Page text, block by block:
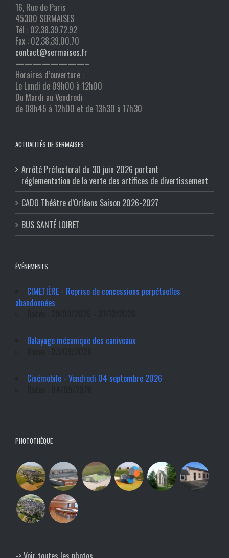
16, Rue de Paris
45300 SERMAISES
Tél : 02.38.39.72.92
Fax : 02.38.39.00.70
contact@sermaises.fr
————————–
Horaires d’ouverture :
Le Lundi de 09h00 à 12h00
Du Mardi au Vendredi
de 08h45 à 12h00 et de 13h30 à 17h30
ACTUALITÉS DE SERMAISES
Arrêté Préfectoral du 30 juin 2026 portant
réglementation de la vente des artifices de divertissement
CADO Théâtre d’Orléans Saison 2026-2027
BUS SANTÉ LOIRET
ÉVÉNEMENTS
CIMETIÈRE - Reprise de concessions perpétuelles
abandonnées
Balayage mécanique des caniveaux
Cinémobile - Vendredi 04 septembre 2026
PHOTOTHÈQUE